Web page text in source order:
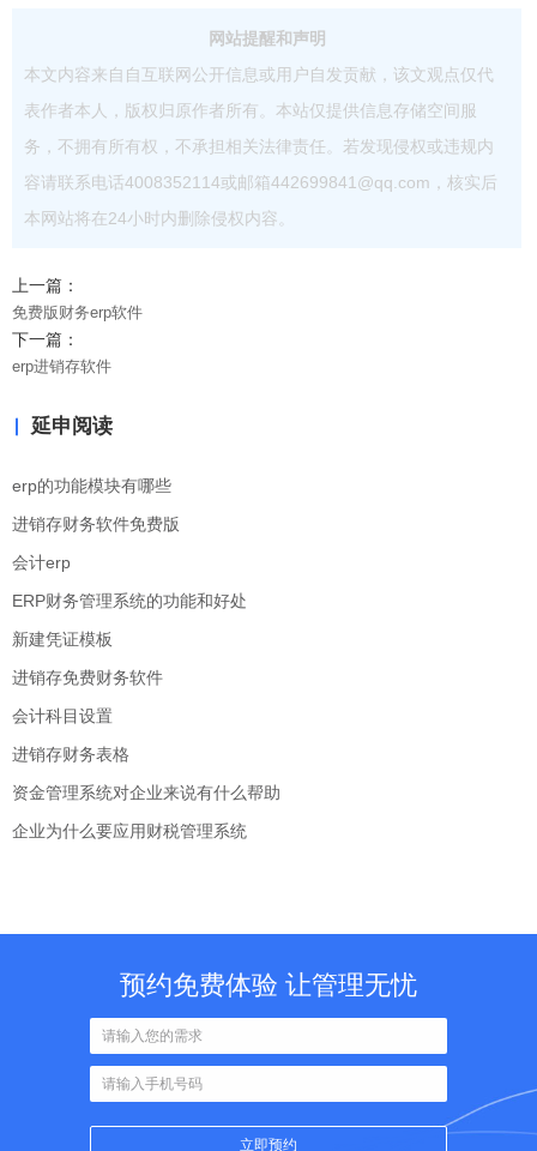
网站提醒和声明
本文内容来自自互联网公开信息或用户自发贡献，该文观点仅代
表作者本人，版权归原作者所有。本站仅提供信息存储空间服
务，不拥有所有权，不承担相关法律责任。若发现侵权或违规内
容请联系电话4008352114或邮箱442699841@qq.com，核实后
本网站将在24小时内删除侵权内容。
上一篇：
免费版财务erp软件
下一篇：
erp进销存软件
延申阅读
erp的功能模块有哪些
进销存财务软件免费版
会计erp
ERP财务管理系统的功能和好处
新建凭证模板
进销存免费财务软件
会计科目设置
进销存财务表格
资金管理系统对企业来说有什么帮助
企业为什么要应用财税管理系统
预约免费体验 让管理无忧